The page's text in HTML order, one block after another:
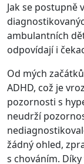
Jak se postupně
ambulantních
odpovídají i
Od mých
ADHD, což je
pozornosti s
neudrží
žádný ohled,
s chováním.